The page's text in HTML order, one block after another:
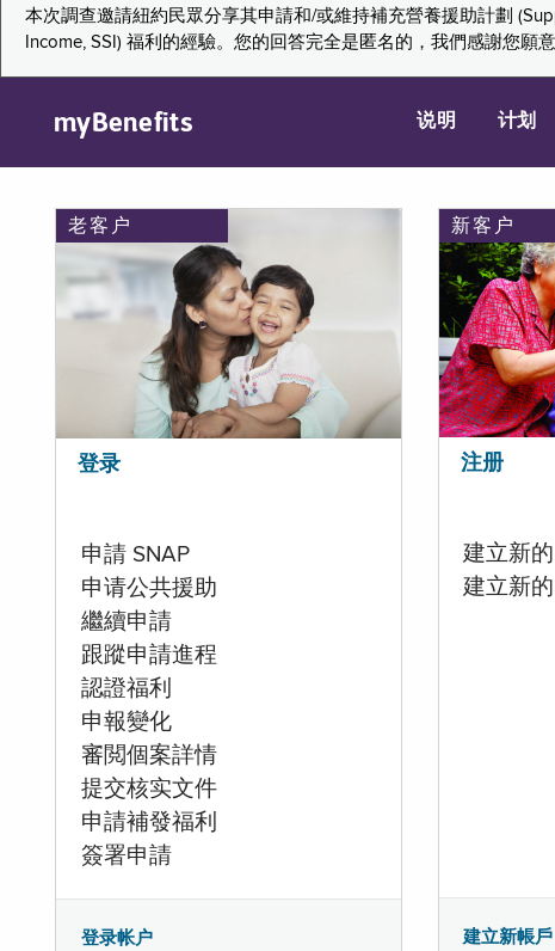
本次調查邀請紐約民眾分享其申請和/或維持補充營養援助計劃
Income, SSI) 福利的經驗。您的回答完全是匿名的，我們感謝您
myBenefits 说明 计划
老客户
登录
申請 SNAP
申请公共援助
繼續申請
跟蹤申請進程
認證福利
申報變化
審閲個案詳情
提交核实文件
申請補發福利
簽署申請
登录帐户
新客户
注册
建立新
建立新
建立新帳戶